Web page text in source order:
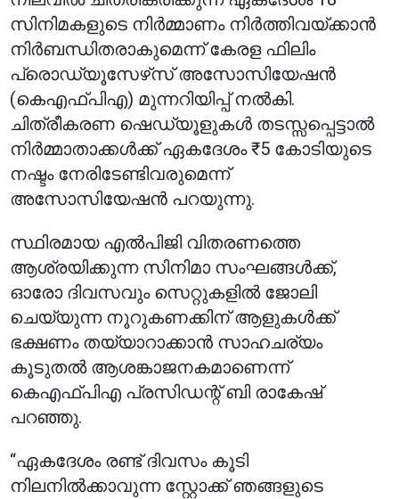
സിനിമകളുടെ നിർമ്മാണം നിർത്തിവയ്ക്കാൻ
നിർബന്ധിതരാകുമെന്ന് കേരള ഫിലിം
പ്രൊഡ്യൂസേഴ്‌സ് അസോസിയേഷൻ
(കെഎഫ്‌പി‌എ) മുന്നറിയിപ്പ് നൽകി.
ചിത്രീകരണ ഷെഡ്യൂളുകൾ തടസ്സപ്പെട്ടാൽ
നിർമ്മാതാക്കൾക്ക് ഏകദേശം ₹5 കോടിയുടെ
നഷ്ടം നേരിടേണ്ടിവരുമെന്ന്
അസോസിയേഷൻ പറയുന്നു.
സ്ഥിരമായ എൽപിജി വിതരണത്തെ
ആശ്രയിക്കുന്ന സിനിമാ സംഘങ്ങൾക്ക്,
ഓരോ ദിവസവും സെറ്റുകളിൽ ജോലി
ചെയ്യുന്ന നൂറുകണക്കിന് ആളുകൾക്ക്
ഭക്ഷണം തയ്യാറാക്കാൻ സാഹചര്യം
കൂടുതൽ ആശങ്കാജനകമാണെന്ന്
കെഎഫ്‌പി‌എ പ്രസിഡന്റ് ബി രാകേഷ്
പറഞ്ഞു.
“ഏകദേശം രണ്ട് ദിവസം കൂടി
നിലനിൽക്കാവുന്ന സ്റ്റോക്ക് ഞങ്ങളുടെ